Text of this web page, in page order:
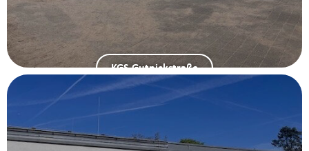
KGS Gutnickstraße